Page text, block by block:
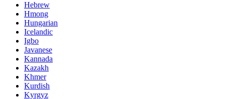
Hebrew
Hmong
Hungarian
Icelandic
Igbo
Javanese
Kannada
Kazakh
Khmer
Kurdish
Kyrgyz